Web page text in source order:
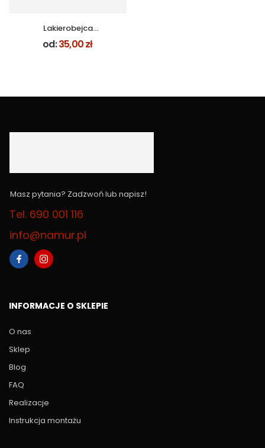
Lakierobejca
zaprawkowa
od:35,00zł
Masz pytania? Zadzwoń lub napisz!
Tel. 690 001 116
info@namur.pl
INFORMACJE O SKLEPIE
O nas
Sklep
Blog
FAQ
Realizacje
Instrukcja montażu